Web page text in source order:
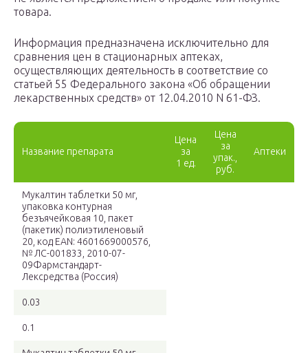
товара.
Информация предназначена исключительно для
сравнения цен в стационарных аптеках,
осуществляющих деятельность в соответствие со
статьей 55 Федерального закона «Об обращении
лекарственных средств» от 12.04.2010 N 61-ФЗ.
Название препарата
Цена
за
1 ед.
Цена
за
упак.,
руб.
Аптеки
Мукалтин таблетки 50 мг,
упаковка контурная
безъячейковая 10, пакет
(пакетик) полиэтиленовый
20, код EAN: 4601669000576,
№ ЛС-001833, 2010-07-
09Фармстандарт-
Лексредства (Россия)
0.03
0.1